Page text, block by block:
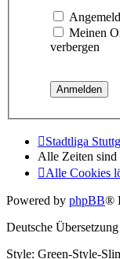
Meinen
verbergen
Stadtliga
Alle Zeiten sind
Alle Cookies
Powered by phpBB®
Deutsche
Style: Green-Style-